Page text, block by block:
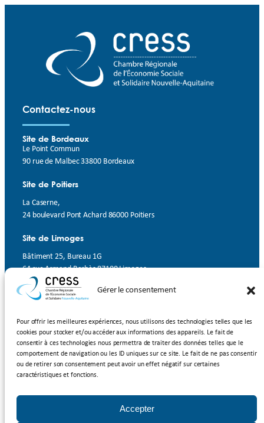
Gérer le consentement
Pour offrir les meilleures expériences, nous utilisons des technologies telles que les
cookies pour stocker et/ou accéder aux informations des appareils. Le fait de
consentir à ces technologies nous permettra de traiter des données telles que le
comportement de navigation ou les ID uniques sur ce site. Le fait de ne pas consentir
ou de retirer son consentement peut avoir un effet négatif sur certaines
caractéristiques et fonctions.
Accepter
Contactez-nous
Site de Bordeaux
Le Point Commun
90 rue de Malbec 33800 Bordeaux
Site de Poitiers
La Caserne,
24 boulevard Pont Achard 86000 Poitiers
Site de Limoges
Bâtiment 25, Bureau 1G
64 rue Armand Barbès 87100 Limoges
Contact
LinkedIn Facebook YouTube
Inscrivez-vous à notre newsletter